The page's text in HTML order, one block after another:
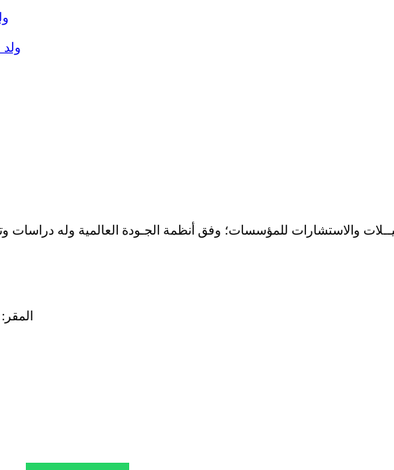
ولد
والاستشارات للمؤسسات؛ وفق أنظمة الجـودة العالمية وله